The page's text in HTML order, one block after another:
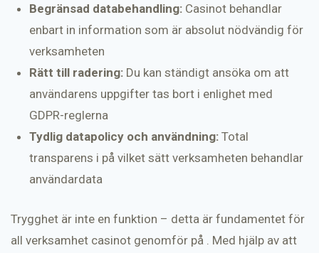
Begränsad databehandling:Casinot behandlar
enbart in information som är absolut nödvändig för
verksamheten
Rätt till radering:Du kan ständigt ansöka om att
användarens uppgifter tas bort i enlighet med
GDPR-reglerna
Tydlig datapolicy och användning:Total
transparens i på vilket sätt verksamheten behandlar
användardata
Trygghet är inte en funktion – detta är fundamentet för
all verksamhet casinot genomför på . Med hjälp av att